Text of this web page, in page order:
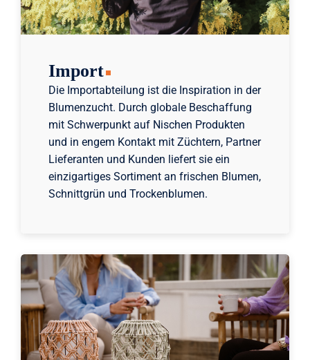
Import
Die Importabteilung ist die Inspiration in der
Blumenzucht. Durch globale Beschaffung
mit Schwerpunkt auf Nischen Produkten
und in engem Kontakt mit Züchtern, Partner
Lieferanten und Kunden liefert sie ein
einzigartiges Sortiment an frischen Blumen,
Schnittgrün und Trockenblumen.